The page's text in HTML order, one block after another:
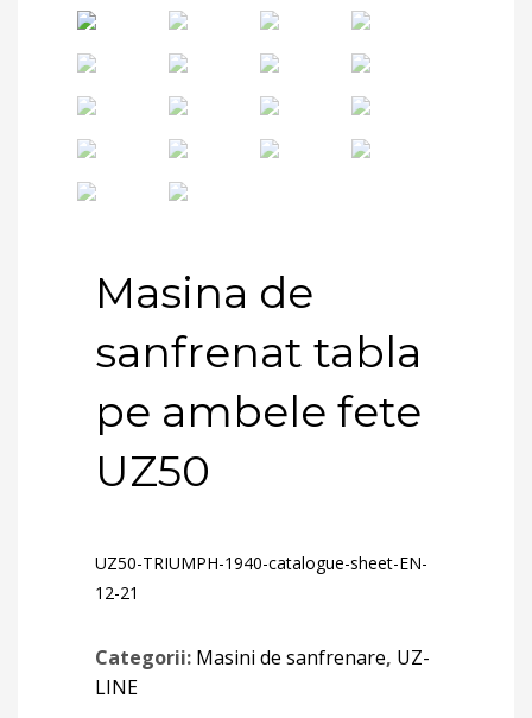
Masina de
sanfrenat tabla
pe ambele fete
UZ50
UZ50-TRIUMPH-1940-catalogue-sheet-EN-
12-21
Categorii: Masini de sanfrenare, UZ-
LINE